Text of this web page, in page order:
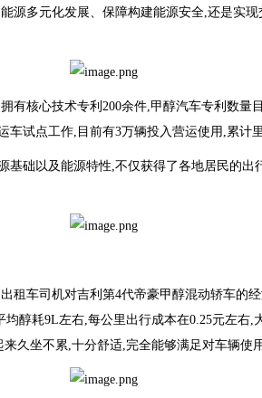
源多元化发展、保障构建能源安全,还是实现
有核心技术专利200余件,甲醇汽车专利数量
试点工作,目前有3万辆投入营运使用,累计
基础以及能源特性,不仅获得了各地居民的出
租车司机对吉利第4代帝豪甲醇混动轿车的
醇耗9L左右,每公里出行成本在0.25元左右,
久坐不累,十分舒适,完全能够满足对车辆使